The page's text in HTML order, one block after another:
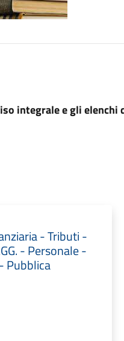
integrale e gli
- Tributi -
- Personale -
Pubblica